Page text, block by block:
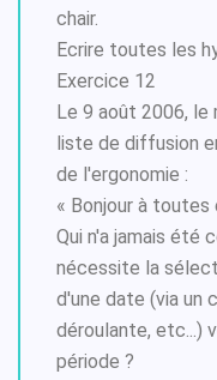
chair.
Ecrire toutes les
Exercice 12
Le 9 août 2006, le
liste de diffusion
de l'ergonomie :
« Bonjour à toutes
Qui n'a jamais été
nécessite la
d'une date (via un
déroulante, etc...)
période ?